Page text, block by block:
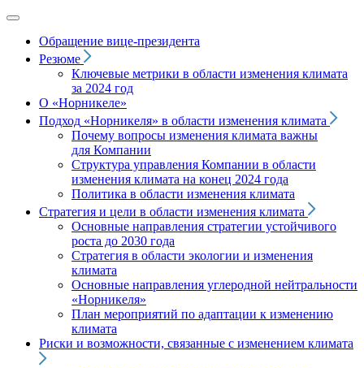
Обращение вице‑президента
Резюме
Ключевые метрики в области изменения климата
за 2024 год
О «Норникеле»
Подход «Норникеля» в области изменения климата
Почему вопросы изменения климата важны
для Компании
Структура управления Компании в области
изменения климата на конец 2024 года
Политика в области изменения климата
Стратегия и цели в области изменения климата
Основные направления стратегии устойчивого
роста до 2030 года
Стратегия в области экологии и изменения
климата
Основные направления углеродной нейтральности
«Норникеля»
План мероприятий по адаптации к изменению
климата
Риски и возможности, связанные с изменением климата